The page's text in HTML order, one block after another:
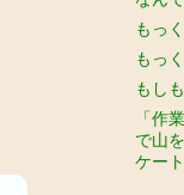
もっ
もっ
もし
「作
で山
ケー